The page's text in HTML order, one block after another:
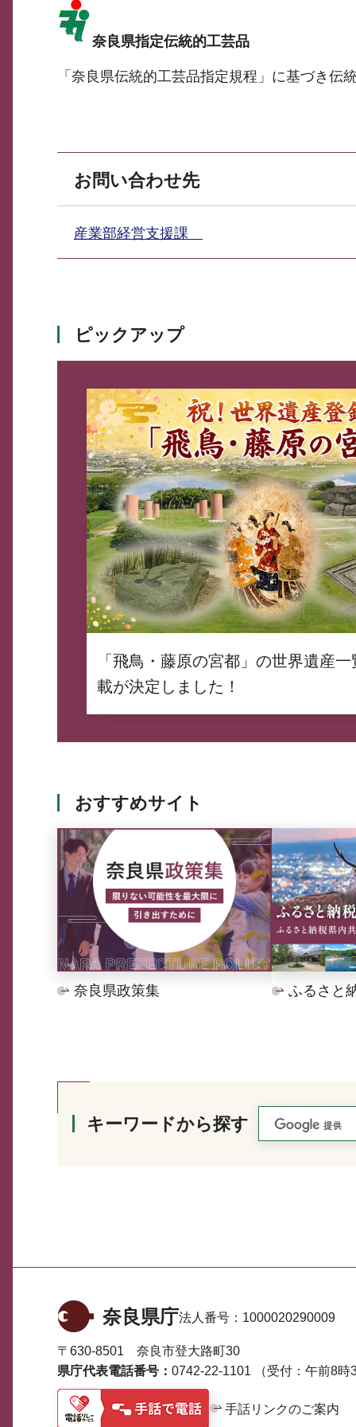
奈良県指定伝統的工芸品
「奈良県伝統的工芸品指定規程」に基づき
お問い合わせ先
産業部経営支援課
ピックアップ
「飛鳥・藤原の宮都」の世界遺産
載が決定しました！
おすすめサイト
奈良県政策集 ふるさと
キーワードから探す
奈良県庁法人番号： 1000020290009
〒630-8501 奈良市登大路町30
県庁代表電話番号： 0742-22-1101 （受付：午前8
手話リンクのご案内